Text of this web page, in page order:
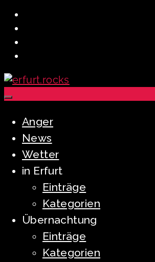
Anger
News
Wetter
in Erfurt
Einträge
Kategorien
Übernachtung
Einträge
Kategorien